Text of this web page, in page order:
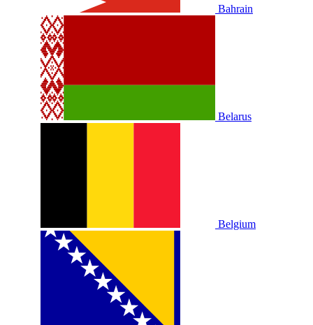
Bahrain
Belarus
Belgium